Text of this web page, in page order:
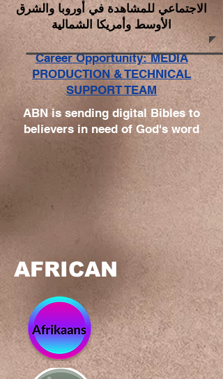
الاجتماعي للمشاهدة في أوروبا والشرق
الأوسط وأمريكا الشمالية
ABN is sending digital Bibles to
believers in need of God's word
Career Opportunity: MEDIA
PRODUCTION & TECHNICAL
SUPPORT TEAM
AFRICAN